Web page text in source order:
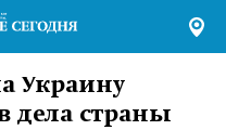
Украину
дела страны